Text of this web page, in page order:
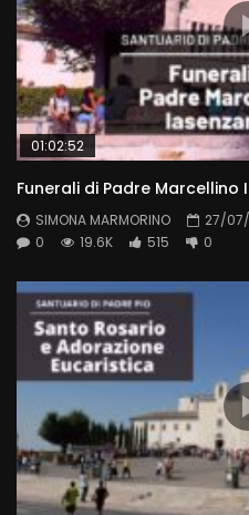
01:02:52
Funerali di Padre Marcellino
SIMONA MARMORINO
27/
0
19.6K 515 0